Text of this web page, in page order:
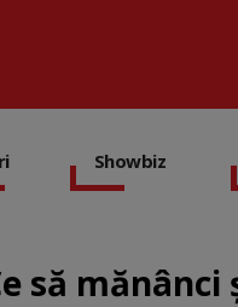
Showbiz
să